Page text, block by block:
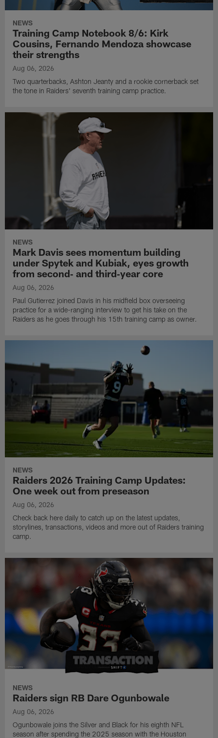
NEWS
Training Camp Notebook 8/6: Kirk
Cousins, Fernando Mendoza showcase
their strengths
Aug 06, 2026
Two quarterbacks, Ashton Jeanty and a rookie cornerback set
the tone in Raiders' seventh training camp practice.
NEWS
Mark Davis sees momentum building
under Spytek and Kubiak, eyes growth
from second‑ and third‑year core
Aug 06, 2026
Paul Gutierrez joined Davis in his midfield box overseeing
practice for a wide-ranging interview to get his take on the
Raiders as he goes through his 15th training camp as owner.
NEWS
Raiders 2026 Training Camp Updates:
One week out from preseason
Aug 06, 2026
Check back here daily to catch up on the latest updates,
storylines, transactions, videos and more out of Raiders training
camp.
NEWS
Raiders sign RB Dare Ogunbowale
Aug 06, 2026
Ogunbowale joins the Silver and Black for his eighth NFL
season after spending the 2025 season with the Houston